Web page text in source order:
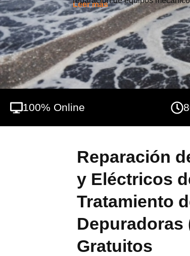
depuradoras.
Leer más
100% Online
Reparación
y Eléctricos
Tratamiento
Depuradoras
Gratuitos